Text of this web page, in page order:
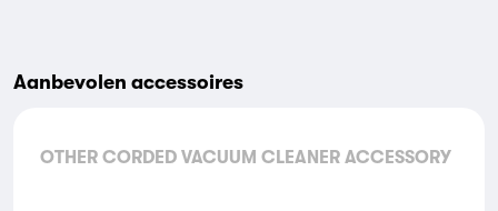
Aanbevolen accessoires
OTHER CORDED VACUUM CLEANER ACCESSORY